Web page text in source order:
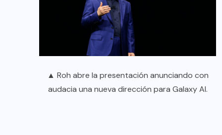
▲ Roh abre la presentación anunciando con
audacia una nueva dirección para Galaxy AI.